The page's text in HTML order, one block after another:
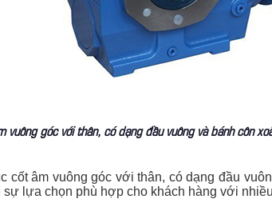
góc với thân, có dạng đầu vuông và bánh côn
cốt âm vuông góc với thân, có dạng đầu
sự lựa chọn phù hợp cho khách hàng với